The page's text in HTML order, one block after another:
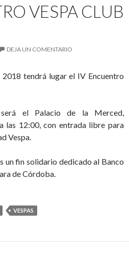
VESPA CLUB
DEJA UN COMENTARIO
tendrá lugar el IV Encuentro
el Palacio de la Merced,
las 12:00, con entrada libre para
Vespa.
un fin solidario dedicado al Banco
de Córdoba.
VESPAS